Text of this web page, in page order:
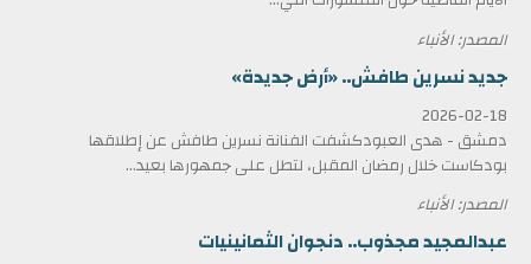
المصدر: الأنباء
جديد نسرين طافش.. «أرض جديدة»
2026-02-18
دمشق - هدى العبودكشفت الفنانة نسرين طافش عن إطلاقها
بودكاست خلال رمضان المقبل، لتطل على جمهورها بعيد...
المصدر: الأنباء
عبدالمجيد مجذوب.. دنجوان الثمانينيات